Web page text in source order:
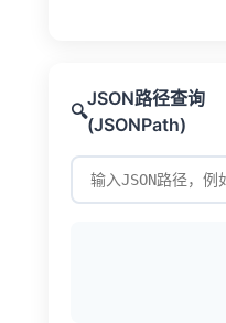
🔍
JSON路径查询
(JSONPath)